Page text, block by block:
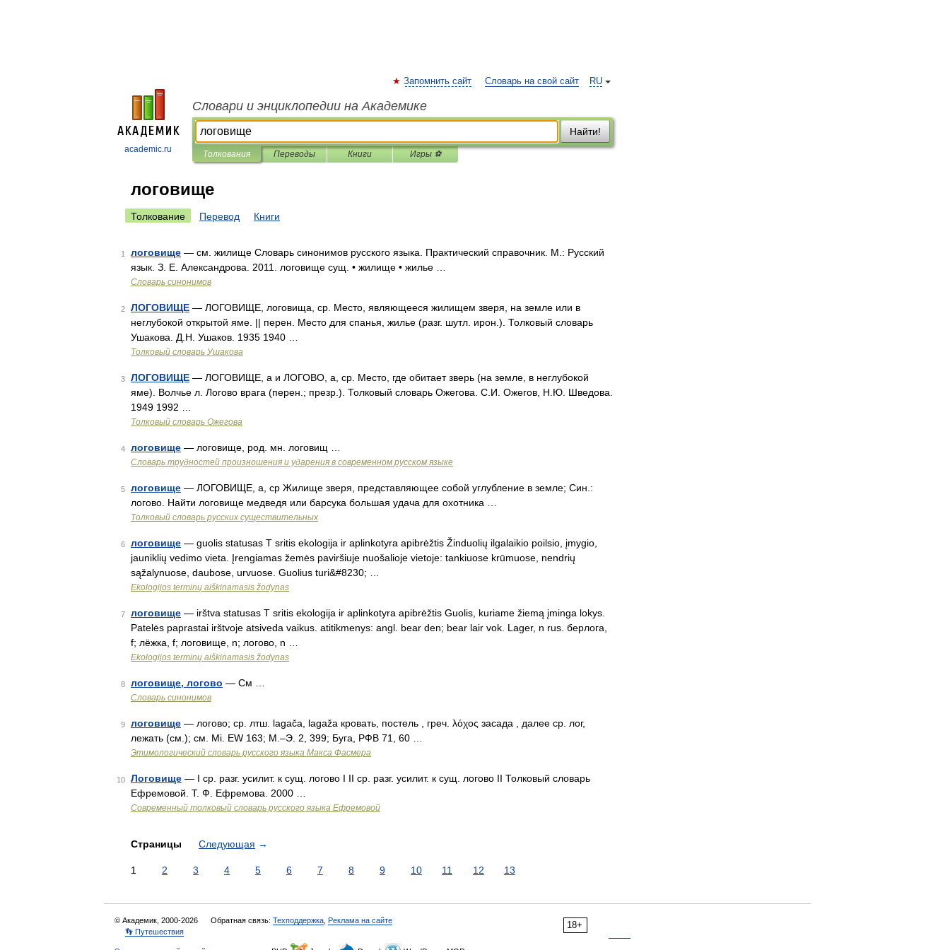
academic.ru
RU
Запомнить сайт Словарь на свой сайт
Словари и энциклопедии на Академике
Найти!
Толкования Переводы Книги Игры ⚽
логовище
Толкование Перевод Книги
1 логовище — см. жилище Словарь синонимов русского языка. Практический справочник. М.: Русский
язык. З. Е. Александрова. 2011. логовище сущ. • жилище • жилье …
Словарь синонимов
2 ЛОГОВИЩЕ — ЛОГОВИЩЕ, логовища, ср. Место, являющееся жилищем зверя, на земле или в
неглубокой открытой яме. || перен. Место для спанья, жилье (разг. шутл. ирон.). Толковый словарь
Ушакова. Д.Н. Ушаков. 1935 1940 …
Толковый словарь Ушакова
3 ЛОГОВИЩЕ — ЛОГОВИЩЕ, а и ЛОГОВО, а, ср. Место, где обитает зверь (на земле, в неглубокой
яме). Волчье л. Логово врага (перен.; презр.). Толковый словарь Ожегова. С.И. Ожегов, Н.Ю. Шведова.
1949 1992 …
Толковый словарь Ожегова
4 логовище — логовище, род. мн. логовищ …
Словарь трудностей произношения и ударения в современном русском языке
5 логовище — ЛОГОВИЩЕ, а, ср Жилище зверя, представляющее собой углубление в земле; Син.:
логово. Найти логовище медведя или барсука большая удача для охотника …
Толковый словарь русских существительных
6 логовище — guolis statusas T sritis ekologija ir aplinkotyra apibrėžtis Žinduolių ilgalaikio poilsio, įmygio,
jauniklių vedimo vieta. Įrengiamas žemės paviršiuje nuošalioje vietoje: tankiuose krūmuose, nendrių
sąžalynuose, daubose, urvuose. Guolius turi&#8230; …
Ekologijos terminų aiškinamasis žodynas
7 логовище — irštva statusas T sritis ekologija ir aplinkotyra apibrėžtis Guolis, kuriame žiemą įminga lokys.
Patelės paprastai irštvoje atsiveda vaikus. atitikmenys: angl. bear den; bear lair vok. Lager, n rus. берлога,
f; лëжка, f; логовище, n; логово, n …
Ekologijos terminų aiškinamasis žodynas
8 логовище, логово — См …
Словарь синонимов
9 логовище — логово; ср. лтш. lаgаčа, lаgаžа кровать, постель , греч. λόχος засада , далее ср. лог,
лежать (см.); см. Мi. ЕW 163; М.–Э. 2, 399; Буга, РФВ 71, 60 …
Этимологический словарь русского языка Макса Фасмера
10 Логовище — I ср. разг. усилит. к сущ. логово I II ср. разг. усилит. к сущ. логово II Толковый словарь
Ефремовой. Т. Ф. Ефремова. 2000 …
Современный толковый словарь русского языка Ефремовой
Страницы Следующая →
1 2 3 4 5 6 7 8 9 10 11 12 13
18+
© Академик, 2000-2026 Обратная связь: Техподдержка Реклама на сайте
👣 Путешествия